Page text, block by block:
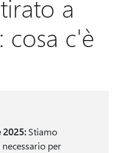
a
cosa c'è
2025:Stiamo
per